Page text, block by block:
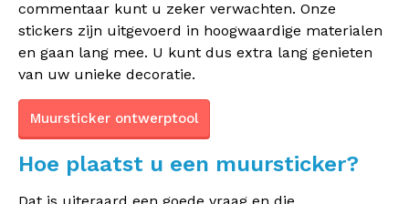
commentaar kunt u zeker verwachten. Onze
stickers zijn uitgevoerd in hoogwaardige materialen
en gaan lang mee. U kunt dus extra lang genieten
van uw unieke decoratie.
Muursticker ontwerptool
Hoe plaatst u een muursticker?